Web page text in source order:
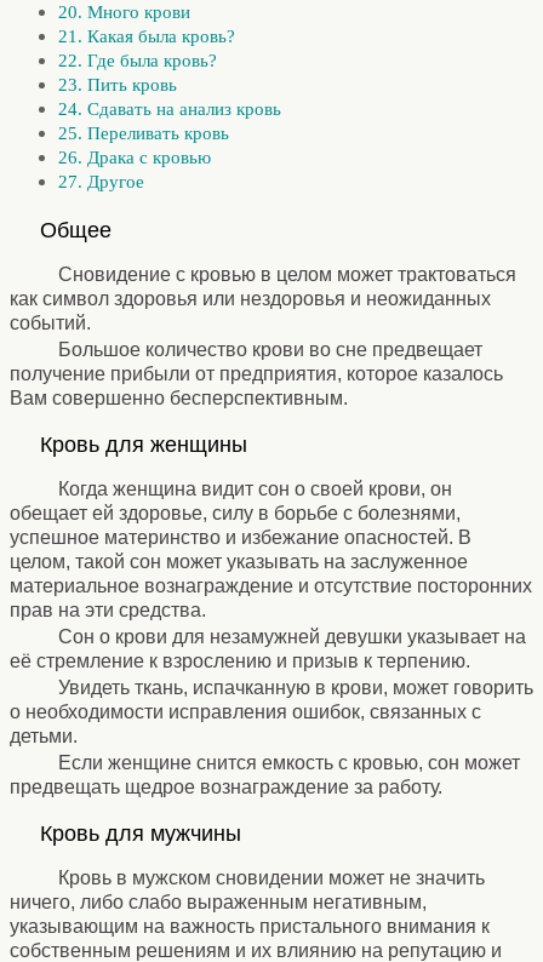
20. Много крови
21. Какая была кровь?
22. Где была кровь?
23. Пить кровь
24. Сдавать на анализ кровь
25. Переливать кровь
26. Драка с кровью
27. Другое
Общее
Сновидение с кровью в целом может трактоваться
как символ здоровья или нездоровья и неожиданных
событий.
Большое количество крови во сне предвещает
получение прибыли от предприятия, которое казалось
Вам совершенно бесперспективным.
Кровь для женщины
Когда женщина видит сон о своей крови, он
обещает ей здоровье, силу в борьбе с болезнями,
успешное материнство и избежание опасностей. В
целом, такой сон может указывать на заслуженное
материальное вознаграждение и отсутствие посторонних
прав на эти средства.
Сон о крови для незамужней девушки указывает на
её стремление к взрослению и призыв к терпению.
Увидеть ткань, испачканную в крови, может говорить
о необходимости исправления ошибок, связанных с
детьми.
Если женщине снится емкость с кровью, сон может
предвещать щедрое вознаграждение за работу.
Кровь для мужчины
Кровь в мужском сновидении может не значить
ничего, либо слабо выраженным негативным,
указывающим на важность пристального внимания к
собственным решениям и их влиянию на репутацию и